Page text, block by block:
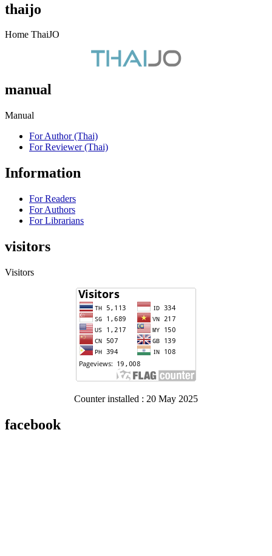
thaijo
Home ThaiJO
manual
Manual
For Author (Thai)
For Reviewer (Thai)
Information
For Readers
For Authors
For Librarians
visitors
Visitors
Counter installed : 20 May 2025
facebook